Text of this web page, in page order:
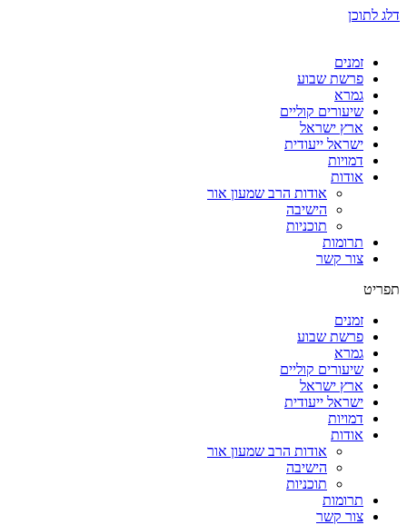
דלג לתוכן
זמנים
פרשת שבוע
גמרא
שיעורים קוליים
ארץ ישראל
ישראל ייעודית
דמויות
אודות
אודות הרב שמעון אור
הישיבה
תוכניות
תרומות
צור קשר
תפריט
זמנים
פרשת שבוע
גמרא
שיעורים קוליים
ארץ ישראל
ישראל ייעודית
דמויות
אודות
אודות הרב שמעון אור
הישיבה
תוכניות
תרומות
צור קשר